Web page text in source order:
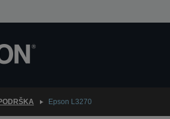
Epson L3270